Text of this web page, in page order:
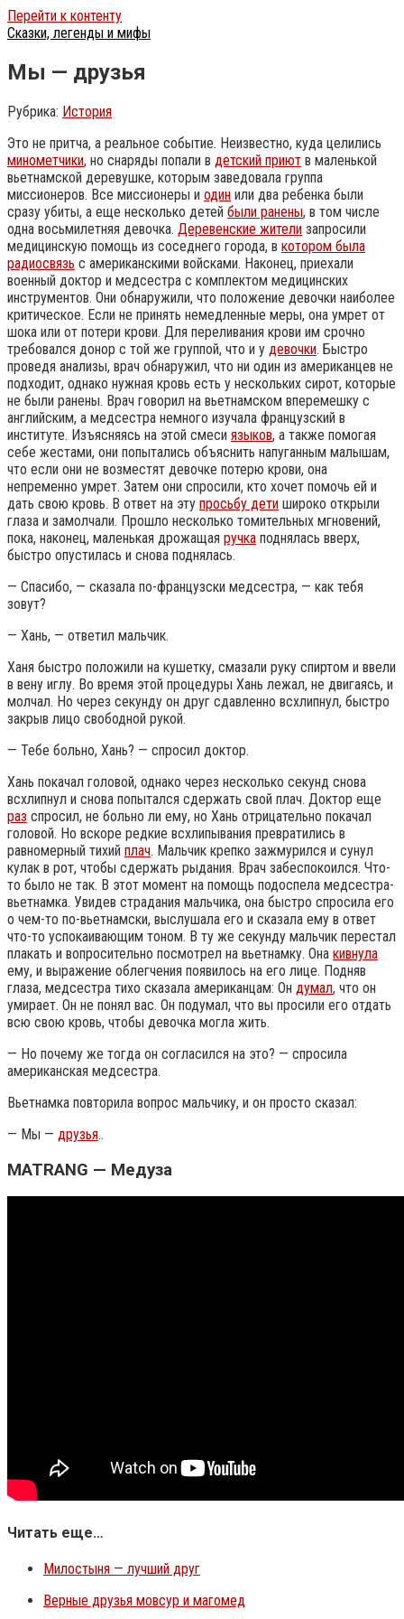
Перейти к контенту
Сказки, легенды и мифы
Мы — друзья
Рубрика: История
Это не притча, а реальное событие. Неизвестно, куда целились
минометчики, но снаряды попали в детский приют в маленькой
вьетнамской деревушке, которым заведовала группа
миссионеров. Все миссионеры и один или два ребенка были
сразу убиты, а еще несколько детей были ранены, в том числе
одна восьмилетняя девочка. Деревенские жители запросили
медицинскую помощь из соседнего города, в котором была
радиосвязь с американскими войсками. Наконец, приехали
военный доктор и медсестра с комплектом медицинских
инструментов. Они обнаружили, что положение девочки наиболее
критическое. Если не принять немедленные меры, она умрет от
шока или от потери крови. Для переливания крови им срочно
требовался донор с той же группой, что и у девочки. Быстро
проведя анализы, врач обнаружил, что ни один из американцев не
подходит, однако нужная кровь есть у нескольких сирот, которые
не были ранены. Врач говорил на вьетнамском вперемешку с
английским, а медсестра немного изучала французский в
институте. Изъясняясь на этой смеси языков, а также помогая
себе жестами, они попытались объяснить напуганным малышам,
что если они не возместят девочке потерю крови, она
непременно умрет. Затем они спросили, кто хочет помочь ей и
дать свою кровь. В ответ на эту просьбу дети широко открыли
глаза и замолчали. Прошло несколько томительных мгновений,
пока, наконец, маленькая дрожащая ручка поднялась вверх,
быстро опустилась и снова поднялась.
— Спасибо, — сказала по-французски медсестра, — как тебя
зовут?
— Хань, — ответил мальчик.
Ханя быстро положили на кушетку, смазали руку спиртом и ввели
в вену иглу. Во время этой процедуры Хань лежал, не двигаясь, и
молчал. Но через секунду он друг сдавленно всхлипнул, быстро
закрыв лицо свободной рукой.
— Тебе больно, Хань? — спросил доктор.
Хань покачал головой, однако через несколько секунд снова
всхлипнул и снова попытался сдержать свой плач. Доктор еще
раз спросил, не больно ли ему, но Хань отрицательно покачал
головой. Но вскоре редкие всхлипывания превратились в
равномерный тихий плач. Мальчик крепко зажмурился и сунул
кулак в рот, чтобы сдержать рыдания. Врач забеспокоился. Что-
то было не так. В этот момент на помощь подоспела медсестра-
вьетнамка. Увидев страдания мальчика, она быстро спросила его
о чем-то по-вьетнамски, выслушала его и сказала ему в ответ
что-то успокаивающим тоном. В ту же секунду мальчик перестал
плакать и вопросительно посмотрел на вьетнамку. Она кивнула
ему, и выражение облегчения появилось на его лице. Подняв
глаза, медсестра тихо сказала американцам: Он думал, что он
умирает. Он не понял вас. Он подумал, что вы просили его отдать
всю свою кровь, чтобы девочка могла жить.
— Но почему же тогда он согласился на это? — спросила
американская медсестра.
Вьетнамка повторила вопрос мальчику, и он просто сказал:
— Мы — друзья..
MATRANG — Медуза
Читать еще…
Милостыня — лучший друг
Верные друзья мовсур и магомед